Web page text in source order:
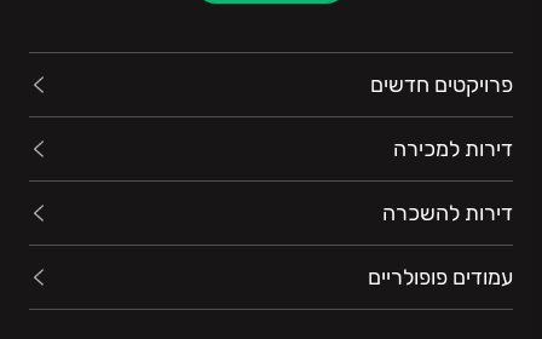
פרויקטים חדשים
דירות למכירה
דירות להשכרה
עמודים פופולריים